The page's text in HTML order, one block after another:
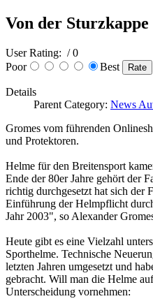
Von der
User Rating: / 0
Poor
Best
Details
Parent Category: News
Gromes vom führenden
und Protektoren.
Helme für den Breitensport
Ende der 80er Jahre gehört der
richtig durchgesetzt hat sich der
Einführung der Helmpflicht
Jahr 2003", so Alexander
Heute gibt es eine Vielzahl
Sporthelme. Technische
letzten Jahren umgesetzt und
gebracht. Will man die Helme
Unterscheidung vornehmen: